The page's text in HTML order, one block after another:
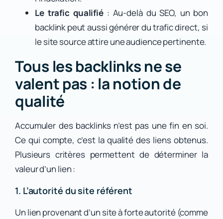
Le trafic qualifié : Au-delà du SEO, un bon
backlink peut aussi générer du trafic direct, si
le site source attire une audience pertinente.
Tous les backlinks ne se
valent pas : la notion de
qualité
Accumuler des backlinks n’est pas une fin en soi.
Ce qui compte, c’est la qualité des liens obtenus.
Plusieurs critères permettent de déterminer la
valeur d’un lien :
1. L’autorité du site référent
Un lien provenant d’un site à forte autorité (comme